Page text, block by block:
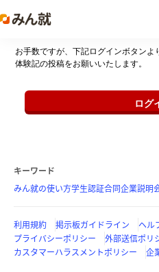
お手数ですが、下記ログインボタン
体験記の投稿をお願いいたします。
ログ
キーワード
みん就の使い方学生認証合同企業説明
利用規約 掲示板ガイドライン ヘル
プライバシーポリシー
外部送信ポリ
カスタマーハラスメントポリシー
企